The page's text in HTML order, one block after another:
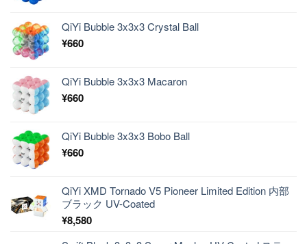
QiYi Bubble 3x3x3 Crystal Ball
¥660
QiYi Bubble 3x3x3 Macaron
¥660
QiYi Bubble 3x3x3 Bobo Ball
¥660
QiYi XMD Tornado V5 Pioneer Limited Edition 内部
ブラック UV-Coated
¥8,580